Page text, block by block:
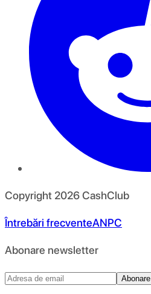
Copyright 2026CashClub
Întrebări frecventeANPC
Abonare newsletter
Abonare